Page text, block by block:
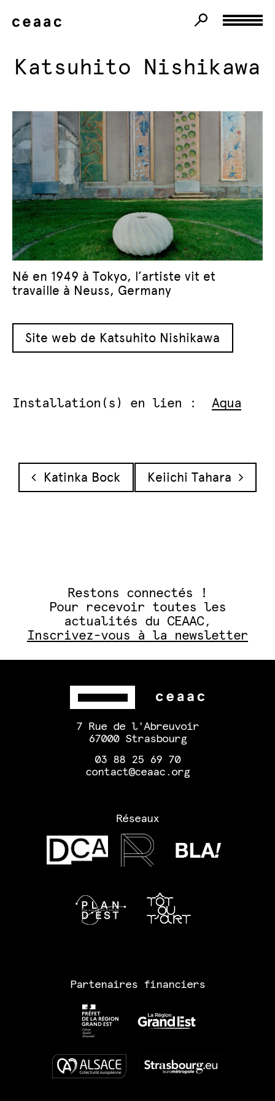
Katsuhito Nishikawa
Né en 1949 à Tokyo, l’artiste vit et
travaille à Neuss, Germany
Site web de Katsuhito Nishikawa
Installation(s) en lien : Aqua
Navigation des articles
Katinka Bock Keiichi Tahara
Restons connectés !
Pour recevoir toutes les
actualités du CEAAC,
Inscrivez-vous à la newsletter
7 Rue de l'Abreuvoir
67000 Strasbourg
03 88 25 69 70
contact@ceaac.org
Réseaux
Partenaires financiers